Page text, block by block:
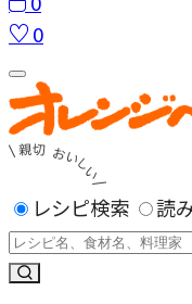
0
レシピ検索 読